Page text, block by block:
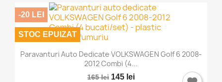
Paravanturi Auto Dedicate VOLKSWAGEN Golf 6 2008-
2012 Combi (4...
165 lei 145 lei
-20 LEI
STOC EPUIZAT